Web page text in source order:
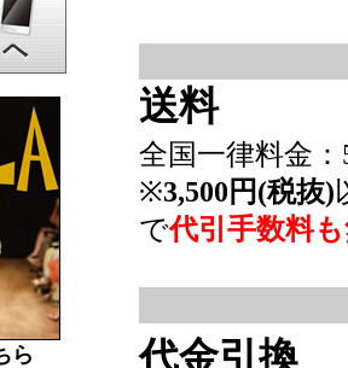
ら
送料
全国一律料金
※3,500円(税抜)
で代引手数料
代金引換